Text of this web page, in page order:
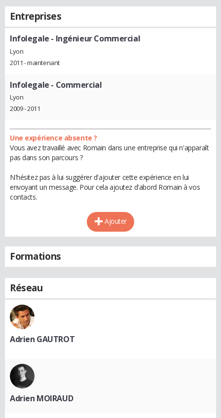
Entreprises
Infolegale - Ingénieur Commercial
Lyon
2011 - maintenant
Infolegale - Commercial
Lyon
2009 - 2011
Une expérience absente ?
Vous avez travaillé avec Romain dans une entreprise qui n'apparaît
pas dans son parcours ?
N'hésitez pas à lui suggérer d'ajouter cette expérience en lui
envoyant un message. Pour cela ajoutez d'abord Romain à vos
contacts.
Ajouter
Formations
Réseau
Adrien GAUTROT
Adrien MOIRAUD